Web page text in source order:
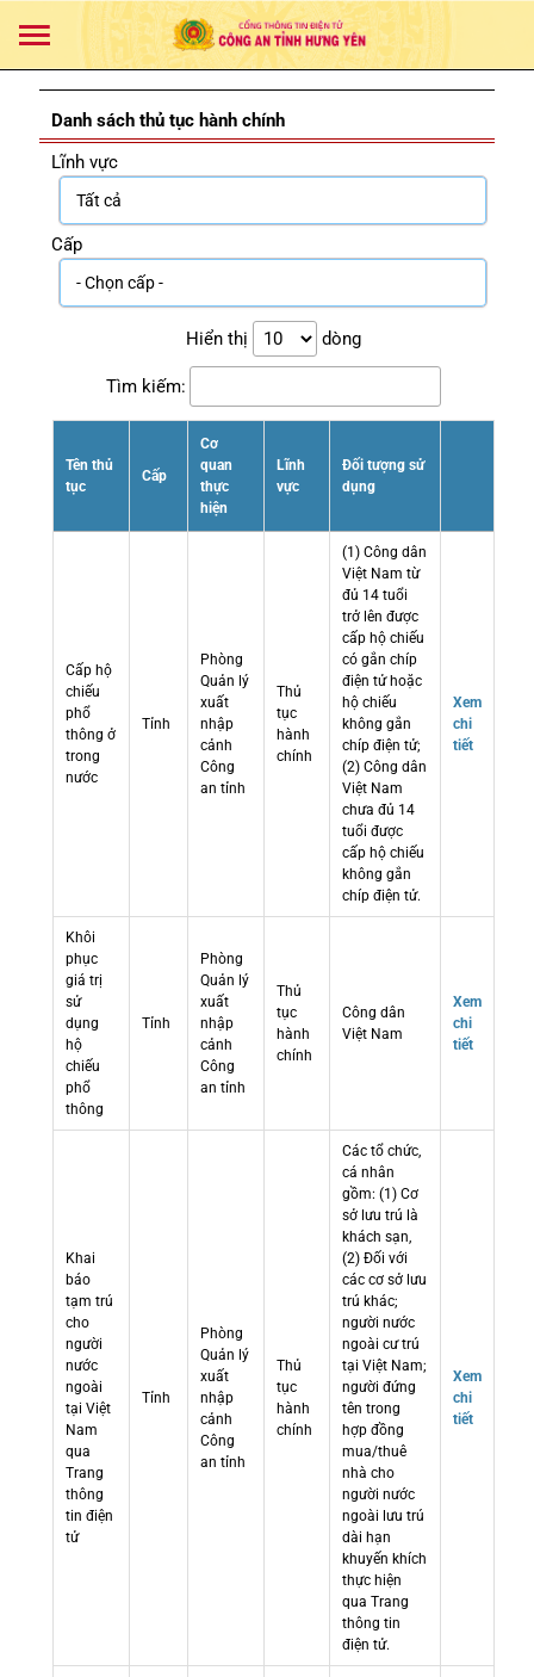
Danh sách thủ tục hành chính
Lĩnh vực
Cấp
Hiển thị dòng
Tìm kiếm:
Tên thủ
tục
Cấp
Cơ
quan
thực
hiện
Lĩnh
vực
Đối tượng sử
dụng
Cấp hộ
chiếu
phổ
thông ở
trong
nước
Tỉnh
Phòng
Quản lý
xuất
nhập
cảnh
Công
an tỉnh
Thủ
tục
hành
chính
(1) Công dân
Việt Nam từ
đủ 14 tuổi
trở lên được
cấp hộ chiếu
có gắn chíp
điện tử hoặc
hộ chiếu
không gắn
chíp điện tử;
(2) Công dân
Việt Nam
chưa đủ 14
tuổi được
cấp hộ chiếu
không gắn
chíp điện tử.
Xem
chi
tiết
Khôi
phục
giá trị
sử
dụng
hộ
chiếu
phổ
thông
Tỉnh
Phòng
Quản lý
xuất
nhập
cảnh
Công
an tỉnh
Thủ
tục
hành
chính
Công dân
Việt Nam
Xem
chi
tiết
Khai
báo
tạm trú
cho
người
nước
ngoài
tại Việt
Nam
qua
Trang
thông
tin điện
tử
Tỉnh
Phòng
Quản lý
xuất
nhập
cảnh
Công
an tỉnh
Thủ
tục
hành
chính
Các tổ chức,
cá nhân
gồm: (1) Cơ
sở lưu trú là
khách sạn,
(2) Đối với
các cơ sở lưu
trú khác;
người nước
ngoài cư trú
tại Việt Nam;
người đứng
tên trong
hợp đồng
mua/thuê
nhà cho
người nước
ngoài lưu trú
dài hạn
khuyến khích
thực hiện
qua Trang
thông tin
điện tử.
Xem
chi
tiết